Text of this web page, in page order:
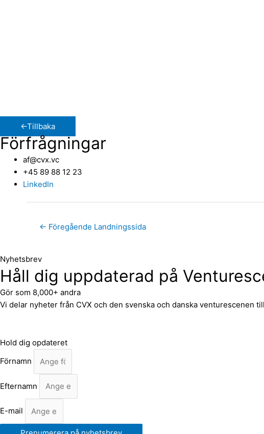
←Tillbaka
Förfrågningar
af@cvx.vc
+45 89 88 12 23
LinkedIn
← Föregående Landningssida
Nyhetsbrev
Håll dig uppdaterad på
Gör som 8,000+ andra
Vi delar nyheter från CVX och den svenska och danska venturescenen
Hold dig opdateret
Förnamn
Efternamn
E-mail